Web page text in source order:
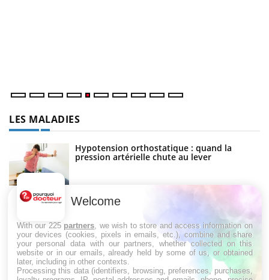
LES MALADIES
Hypotension orthostatique : quand la
pression artérielle chute au lever
Drépanocytose : une déformation des
Maladie de Charcot (Sclérose latérale
amyotrophique)
Welcome
With our 225 partners , we wish to store and access information on
your devices (cookies, pixels in emails, etc.), combine and share
your personal data with our partners, whether collected on this
website or in our emails, already held by some of us, or obtained
later, including in other contexts.
Processing this data (identifiers, browsing, preferences, purchases,